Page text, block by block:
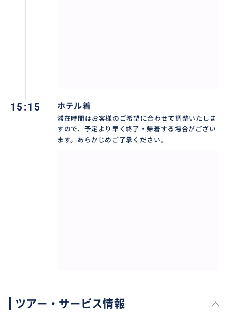
15:15 ホテル着
滞在時間はお客様のご希望に合わせて調整いたしま
すので、予定より早く終了・帰着する場合がござい
ます。あらかじめご了承ください。
ツアー・サービス情報